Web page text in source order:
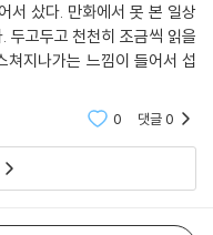
서 샀다. 만화에서 못 본 일상
두고두고 천천히 조금씩 읽을
쳐지나가는 느낌이 들어서 섭
0 댓글0